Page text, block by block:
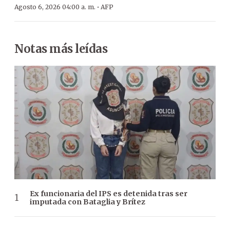
Agosto 6, 2026 04:00 a. m. · AFP
Notas más leídas
Ex funcionaria del IPS es detenida tras ser
imputada con Bataglia y Brítez